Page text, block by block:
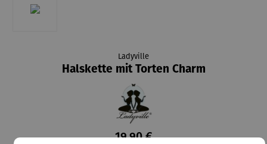
Ladyville
Halskette mit Torten Charm
19,90 €